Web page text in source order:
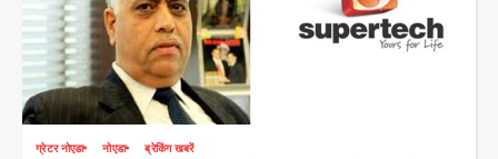
ग्रेटर नोएडा नोएडा ब्रेकिंग खबरें
4
Noida Crime news: रेप पीड़िता
किशोरी का जिला अस्पताल में हुआ गर्भपात, उधर
सेक्टर-49 में महिला को मिली ब्लास्ट की धमकी
Avinash Kumar